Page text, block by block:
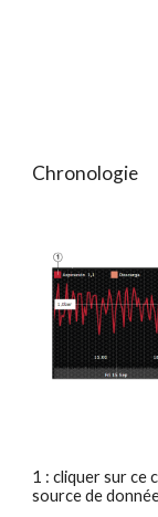
Chronologie
1 : cliquer sur ce
source de